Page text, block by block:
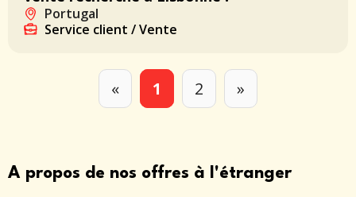
Portugal
Service client / Vente
« 1 2 »
A propos de nos offres à l'étranger